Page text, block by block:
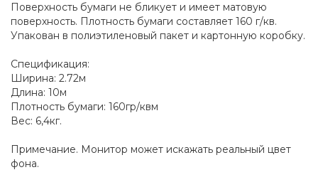
Поверхность бумаги не бликует и имеет матовую
поверхность. Плотность бумаги составляет 160 г/кв.
Упакован в полиэтиленовый пакет и картонную коробку.
Спецификация:
Ширина: 2.72м
Длина: 10м
Плотность бумаги: 160гр/квм
Вес: 6,4кг.
Примечание. Монитор может искажать реальный цвет
фона.